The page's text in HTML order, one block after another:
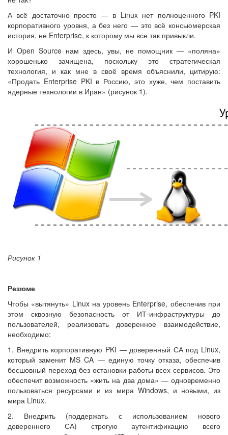
А всё достаточно просто — в Linux нет полноценного PKI
корпоративного уровня, а без него — это всё консьюмерская
история, не Enterprise, к которому мы все так привыкли.
И Open Source нам здесь, увы, не помощник — «поляна»
хорошенько зачищена, поскольку это стратегическая
технология, и как мне в своё время объяснили, цитирую:
«Продать Enterprise PKI в Россию, это хуже, чем поставить
ядерные технологии в Иран» (рисунок 1).
Рисунок 1
Резюме
Чтобы «вытянуть» Linux на уровень Enterprise, обеспечив при
этом сквозную безопасность от ИТ-инфраструктуры до
пользователей, реализовать доверенное взаимодействие,
необходимо:
1. Внедрить корпоративную PKI — доверенный СА под Linux,
который заменит MS CA — единую точку отказа, обеспечив
бесшовный переход без остановки работы всех сервисов. Это
обеспечит возможность «жить на два дома» — одновременно
пользоваться ресурсами и из мира Windows, и новыми, из
мира Linux.
2. Внедрить (поддержать с использованием нового
доверенного СА) строгую аутентификацию всего